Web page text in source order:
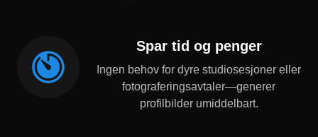
Spar tid og penger
Ingen behov for dyre studiosesjoner eller
fotograferingsavtaler—generer
profilbilder umiddelbart.